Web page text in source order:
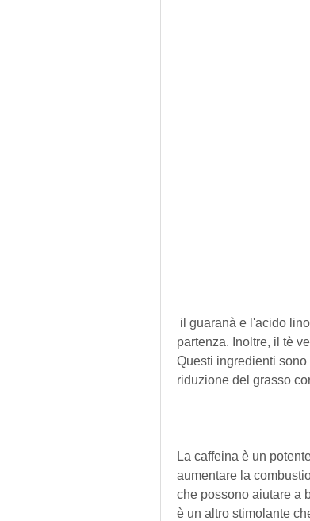
partenza. Inoltre, il tè
Questi ingredienti
riduzione del grasso
La caffeina è un
aumentare la
che possono aiutare a
è un altro stimolante